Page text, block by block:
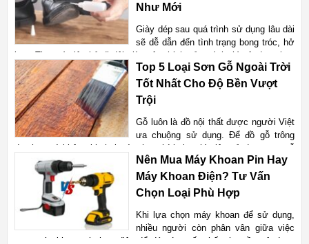
Như Mới
Giày dép sau quá trình sử dụng lâu dài
sẽ dễ dẫn đến tình trạng bong tróc, hở
keo. Thay vì việc bỏ đi đôi giày yêu thích của mình thì sử dụng keo
dán chuyên dụng sẽ giúp bạn khắc phục tình trạng này một cách hiệu
quả. Dưới đây là danh sách các loại k
Top 5 Loại Sơn Gỗ Ngoài Trời
Tốt Nhất Cho Độ Bền Vượt
Trội
Gỗ luôn là đồ nội thất được người Việt
ưa chuộng sử dụng. Để đồ gỗ trông
đẹp hơn và không bị phai màu theo thời gian thì việc sử dụng sơn gỗ
chuyên dụng là điều cần thiết. Sơn gỗ ngoài trời không chỉ giúp bảo
vệ bề mặt gỗ khỏi những tác động của môi
Nên Mua Máy Khoan Pin Hay
Máy Khoan Điện? Tư Vấn
Chọn Loại Phù Hợp
Khi lựa chọn máy khoan để sử dụng,
nhiều người còn phân vân giữa việc
mua máy khoan pin hay điện để đáp ứng tốt nhất nhu cầu sử dụng